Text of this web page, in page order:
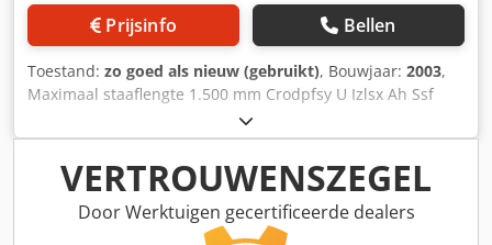
Prijsinfo Bellen
Toestand: zo goed als nieuw (gebruikt), Bouwjaar: 2003,
Maximaal staaflengte 1.500 mm Crodpfsy U Izlsx Ah Ssf
Staafdiameter 4 – 85 mm Gewicht ca. 400 kg
VERTROUWENSZEGEL
Door Werktuigen gecertificeerde dealers